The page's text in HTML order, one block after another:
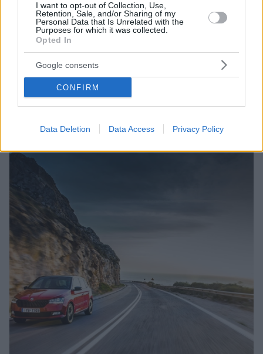
I want to opt-out of Collection, Use,
Retention, Sale, and/or Sharing of my
Personal Data that Is Unrelated with the
Purposes for which it was collected.
Opted In
Google consents
CONFIRM
Data Deletion Data Access Privacy Policy
Το νέο Skoda Fabia βρίσκεται πλέον στο τελικό
στάδιο εξέλιξης όμως ακόμα δεν έχουμε σαφή
ένδειξη της εικόνας του, κάτι που ωθεί αρκετούς
σχεδιαστές στη δημιουργία των δικών τους πιθανών
που αναρτήθηκε σε ρώσικη ιστοσελίδα.
31.01.2021, 13:30